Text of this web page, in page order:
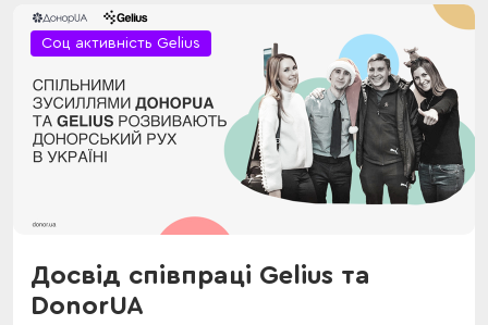
Соц активність Gelius
Досвід співпраці Gelius та
DonorUA